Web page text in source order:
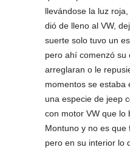
llevándose la luz
dió de lleno al VW,
suerte solo tuvo un
pero ahí comenzó su
arreglaran o le
momentos se estaba
una especie de jeep
con motor VW que lo
Montuno y no es que
pero en su interior lo